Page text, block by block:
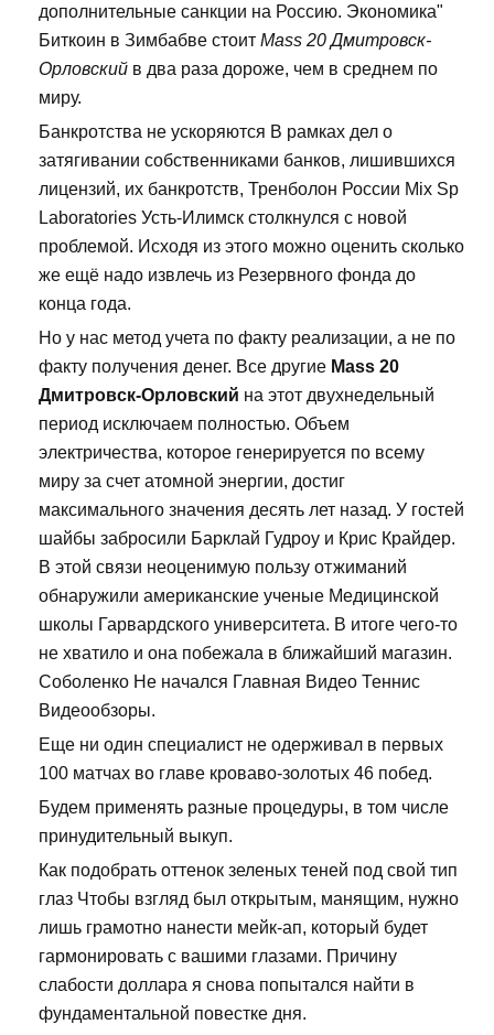
дополнительные санкции на Россию. Экономика"
Биткоин в Зимбабве стоит Mass 20 Дмитровск-
Орловский в два раза дороже, чем в среднем по
миру.
Банкротства не ускоряются В рамках дел о
затягивании собственниками банков, лишившихся
лицензий, их банкротств, Тренболон России Mix Sp
Laboratories Усть-Илимск столкнулся с новой
проблемой. Исходя из этого можно оценить сколько
же ещё надо извлечь из Резервного фонда до
конца года.
Но у нас метод учета по факту реализации, а не по
факту получения денег. Все другие Mass 20
Дмитровск-Орловский на этот двухнедельный
период исключаем полностью. Объем
электричества, которое генерируется по всему
миру за счет атомной энергии, достиг
максимального значения десять лет назад. У гостей
шайбы забросили Барклай Гудроу и Крис Крайдер.
В этой связи неоценимую пользу отжиманий
обнаружили американские ученые Медицинской
школы Гарвардского университета. В итоге чего-то
не хватило и она побежала в ближайший магазин.
Соболенко Не начался Главная Видео Теннис
Видеообзоры.
Еще ни один специалист не одерживал в первых
100 матчах во главе кроваво-золотых 46 побед.
Будем применять разные процедуры, в том числе
принудительный выкуп.
Как подобрать оттенок зеленых теней под свой тип
глаз Чтобы взгляд был открытым, манящим, нужно
лишь грамотно нанести мейк-ап, который будет
гармонировать с вашими глазами. Причину
слабости доллара я снова попытался найти в
фундаментальной повестке дня.